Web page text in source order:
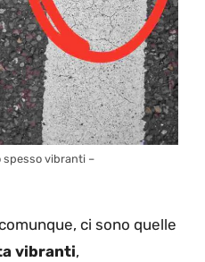
spesso vibranti –
ci sono quelle
vibranti,